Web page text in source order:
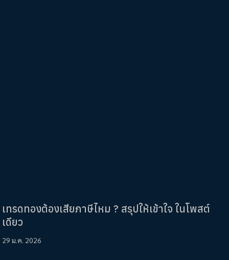
เทรดทองต้องเสียภาษีไหม ? สรุปให้เข้าใจ ในโพสต์
เดียว
29 ม.ค. 2026